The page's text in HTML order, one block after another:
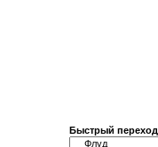
Быстрый переход